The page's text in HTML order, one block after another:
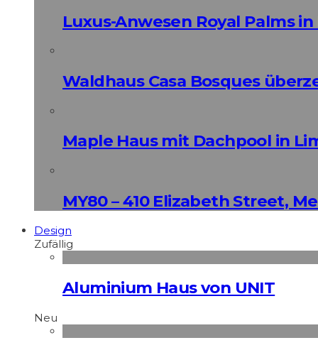
Luxus-Anwesen Royal Palms
Waldhaus Casa Bosques
Maple Haus mit Dachpool in
MY80 – 410 Elizabeth Street,
Design
Zufällig
Aluminium Haus von UNIT
Neu